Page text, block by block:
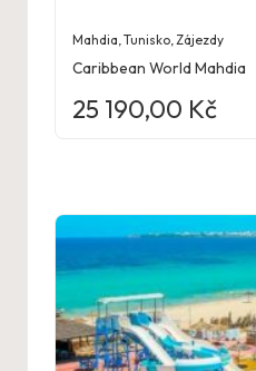
Mahdia ,Tunisko Zájezdy
Caribbean World Mahdia
25 190,00 Kč